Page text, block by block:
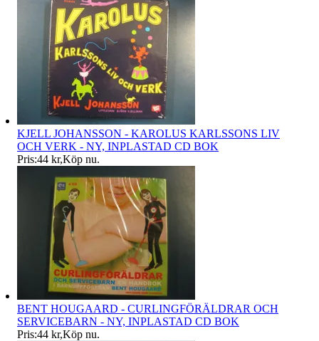
KJELL JOHANSSON - KAROLUS KARLSSONS LIV
OCH VERK - NY, INPLASTAD CD BOK
Pris:44 kr,Köp nu.
BENT HOUGAARD - CURLINGFÖRÄLDRAR OCH
SERVICEBARN - NY, INPLASTAD CD BOK
Pris:44 kr,Köp nu.